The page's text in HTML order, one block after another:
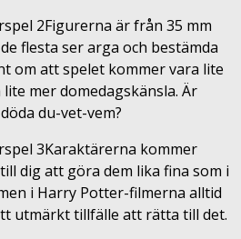
Figurerna är från 35 mm
flesta ser arga och bestämda
om att spelet kommer vara lite
mer domedagskänsla. Är
du-vet-vem?
Karaktärerna kommer
dig att göra dem lika fina som i
i Harry Potter-filmerna alltid
utmärkt tillfälle att rätta till det.